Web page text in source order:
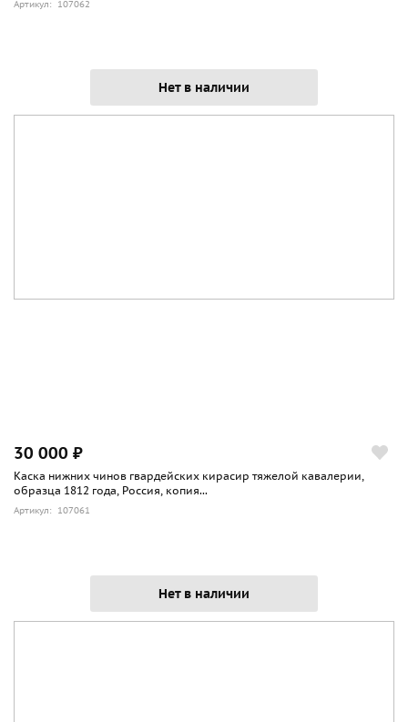
Артикул: 107062
Нет в наличии
30 000 ₽
Каска нижних чинов гвардейских кирасир тяжелой кавалерии,
образца 1812 года, Россия, копия...
Артикул: 107061
Нет в наличии